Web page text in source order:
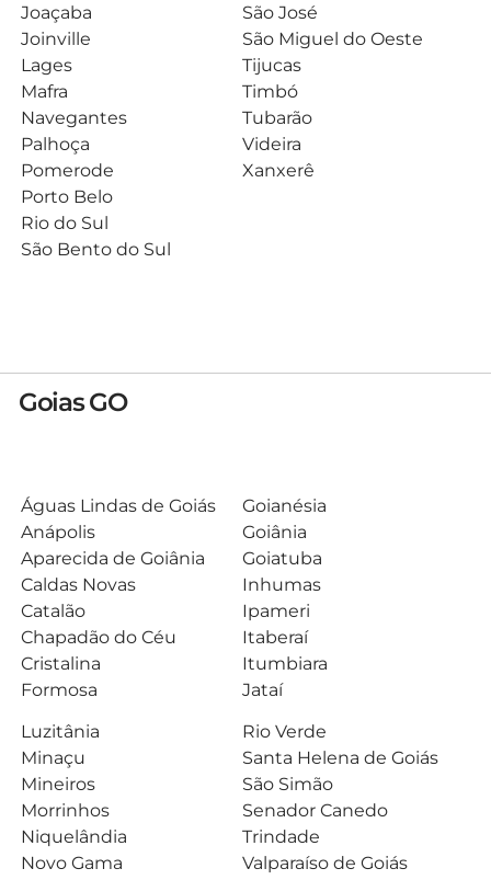
Joaçaba
Joinville
Lages
Mafra
Navegantes
Palhoça
Pomerode
Porto Belo
Rio do Sul
São Bento do Sul
São José
São Miguel do Oeste
Tijucas
Timbó
Tubarão
Videira
Xanxerê
Goias GO
Águas Lindas de Goiás
Anápolis
Aparecida de Goiânia
Caldas Novas
Catalão
Chapadão do Céu
Cristalina
Formosa
Goianésia
Goiânia
Goiatuba
Inhumas
Ipameri
Itaberaí
Itumbiara
Jataí
Luzitânia
Minaçu
Mineiros
Morrinhos
Niquelândia
Novo Gama
Rio Verde
Santa Helena de Goiás
São Simão
Senador Canedo
Trindade
Valparaíso de Goiás